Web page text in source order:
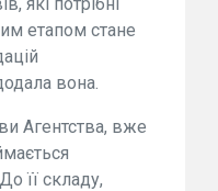
етапом стане
вона.
Агентства, вже
її складу,